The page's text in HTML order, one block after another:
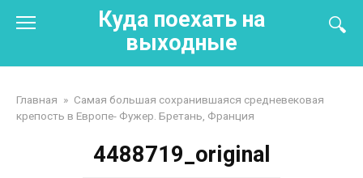
Куда поехать на
выходные
Главная » Самая большая сохранившаяся средневековая
крепость в Европе- Фужер. Бретань, Франция
4488719_original